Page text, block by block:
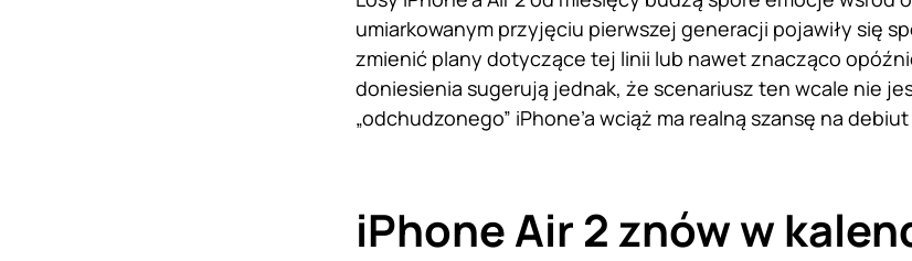
umiarkowanym przyjęciu pierwszej generacji pojawiły się
zmienić plany dotyczące tej linii lub nawet znacząco
doniesienia sugerują jednak, że scenariusz ten wcale nie
„odchudzonego” iPhone’a wciąż ma realną szansę na
iPhone Air 2 znów w